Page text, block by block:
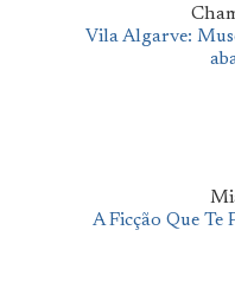
Vila Algarve:
A Ficção Que